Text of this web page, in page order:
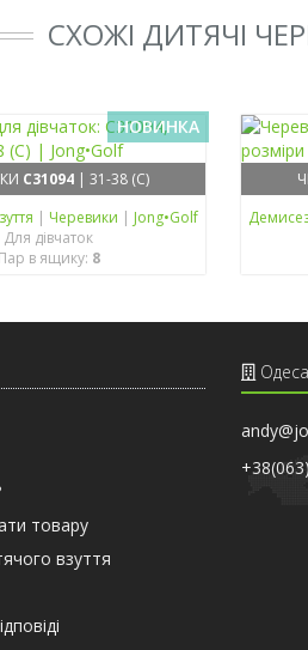
СХОЖІ ДИТЯЧІ
НОВИНКА
C31094 | 31-38 (C)
| Черевики | Jong•Golf
Для дівчаток
Пар в ящику: 8
товару
взуття